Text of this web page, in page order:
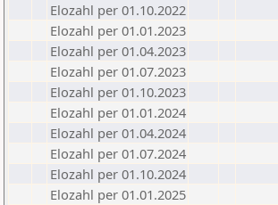
Elozahl per 01.10.2022
Elozahl per 01.01.2023
Elozahl per 01.04.2023
Elozahl per 01.07.2023
Elozahl per 01.10.2023
Elozahl per 01.01.2024
Elozahl per 01.04.2024
Elozahl per 01.07.2024
Elozahl per 01.10.2024
Elozahl per 01.01.2025